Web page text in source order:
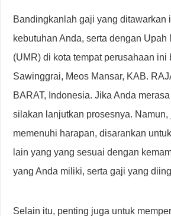
Bandingkanlah gaji yang ditawarkan
kebutuhan Anda, serta dengan Upah
(UMR) di kota tempat perusahaan ini
Sawinggrai, Meos Mansar, KAB.
BARAT, Indonesia. Jika Anda
silakan lanjutkan prosesnya. Namun,
memenuhi harapan, disarankan
lain yang yang sesuai dengan
yang Anda miliki, serta gaji yang
Selain itu, penting juga untuk